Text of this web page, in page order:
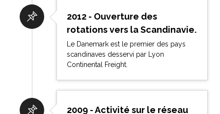
2012 - Ouverture des
rotations vers la Scandinavie.
Le Danemark est le premier des pays
scandinaves desservi par Lyon
Continental Freight.
2009 - Activité sur le réseau